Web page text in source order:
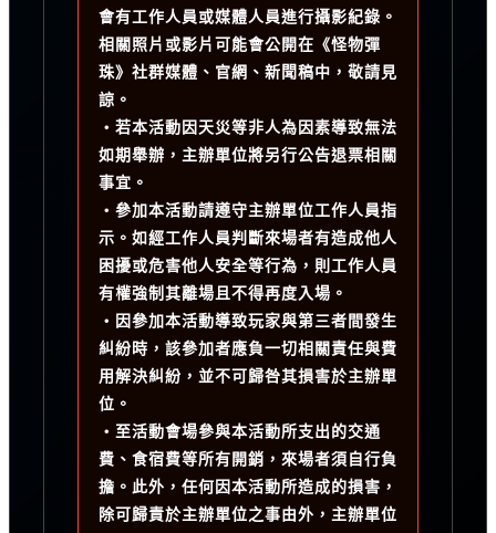
會有工作人員或媒體人員進行攝影紀錄。
相關照片或影片可能會公開在《怪物彈
珠》社群媒體、官網、新聞稿中，敬請見
諒。
・若本活動因天災等非人為因素導致無法
如期舉辦，主辦單位將另行公告退票相關
事宜。
・參加本活動請遵守主辦單位工作人員指
示。如經工作人員判斷來場者有造成他人
困擾或危害他人安全等行為，則工作人員
有權強制其離場且不得再度入場。
・因參加本活動導致玩家與第三者間發生
糾紛時，該參加者應負一切相關責任與費
用解決糾紛，並不可歸咎其損害於主辦單
位。
・至活動會場參與本活動所支出的交通
費、食宿費等所有開銷，來場者須自行負
擔。此外，任何因本活動所造成的損害，
除可歸責於主辦單位之事由外，主辦單位